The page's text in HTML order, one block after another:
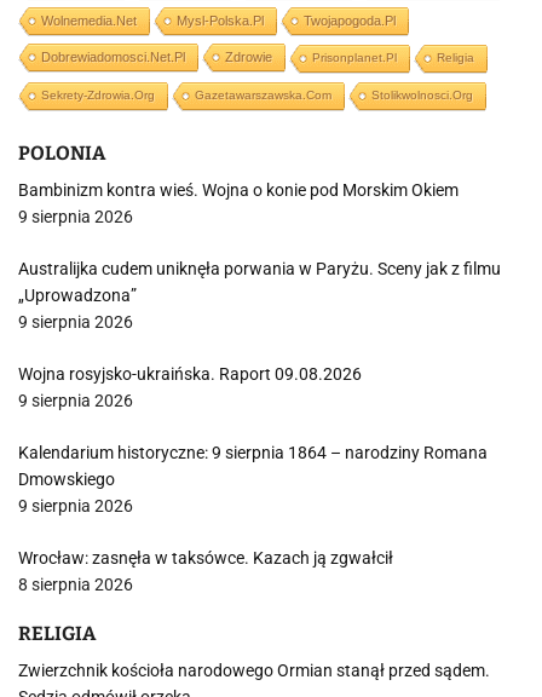
Wolnemedia.net Mysl-Polska.pl Twojapogoda.pl
Dobrewiadomosci.net.pl Zdrowie Prisonplanet.pl Religia
Sekrety-Zdrowia.org Gazetawarszawska.com Stolikwolnosci.org
POLONIA
Bambinizm kontra wieś. Wojna o konie pod Morskim Okiem
9 sierpnia 2026
Australijka cudem uniknęła porwania w Paryżu. Sceny jak z filmu
„Uprowadzona”
9 sierpnia 2026
Wojna rosyjsko-ukraińska. Raport 09.08.2026
9 sierpnia 2026
Kalendarium historyczne: 9 sierpnia 1864 – narodziny Romana
Dmowskiego
9 sierpnia 2026
Wrocław: zasnęła w taksówce. Kazach ją zgwałcił
8 sierpnia 2026
RELIGIA
Zwierzchnik kościoła narodowego Ormian stanął przed sądem.